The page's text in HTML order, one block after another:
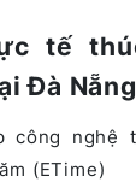
tế
Đà Nẵng
công nghệ
(ETime)